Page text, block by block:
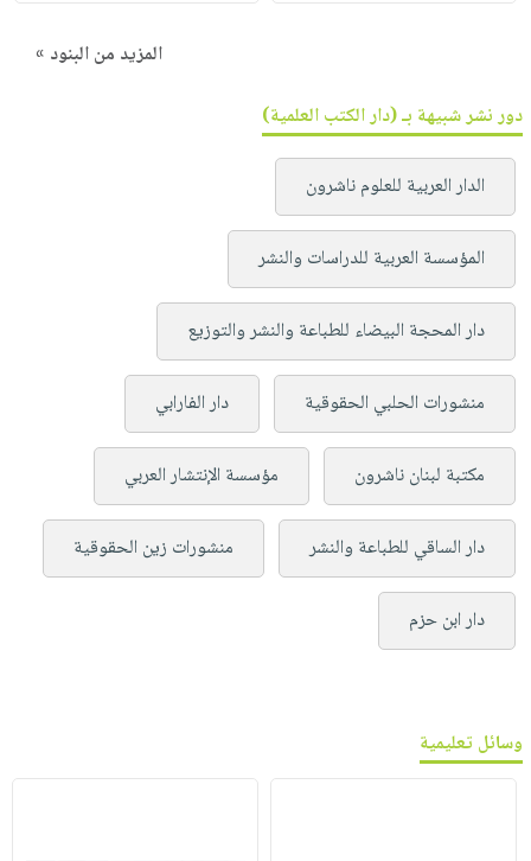
المزيد من البنود »
دور نشر شبيهة بـ (دار الكتب العلمية)
الدار العربية للعلوم ناشرون
المؤسسة العربية للدراسات والنشر
دار المحجة البيضاء للطباعة والنشر والتوزيع
منشورات الحلبي الحقوقية دار الفارابي
مكتبة لبنان ناشرون مؤسسة الإنتشار العربي
دار الساقي للطباعة والنشر منشورات زين الحقوقية
دار ابن حزم
وسائل تعليمية